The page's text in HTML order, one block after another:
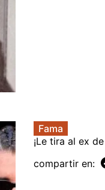
Fama
¡Le tira al ex
compartir en: